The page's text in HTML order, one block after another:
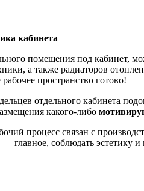
кабинета
помещения под кабинет,
а также радиаторов
пространство готово!
отдельного кабинета
какого-либо
процесс связан с
— главное, соблюдать эстетику